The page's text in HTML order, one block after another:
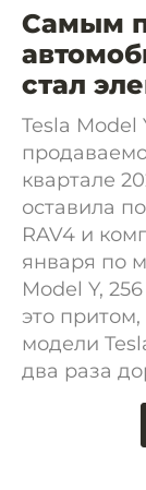
Самым
стал
Tesla Model
квартале
оставила
RAV4 и
января по
Model Y,
это
модели
два раза